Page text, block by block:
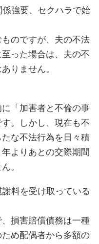
強要、セクハラで始
のですが、夫の不法
った場合は、夫の不
りません。
「加害者と不倫の事
。しかし、現在も不
な不法行為を日々積
よりあとの交際期間
。
料を受け取っている
損害賠償債務は一種
め配偶者から多額の